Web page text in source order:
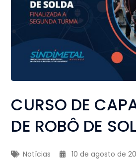
CURSO DE
DE ROBÔ DE
Notícias 10 de agosto de